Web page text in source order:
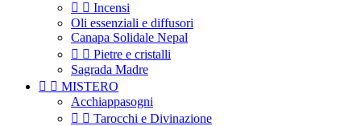
  Incensi
Oli essenziali e diffusori
Canapa Solidale Nepal
  Pietre e cristalli
Sagrada Madre
  MISTERO
Acchiappasogni
  Tarocchi e Divinazione